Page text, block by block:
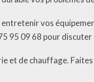
vos
95 09 68 pour
et de chauffage.